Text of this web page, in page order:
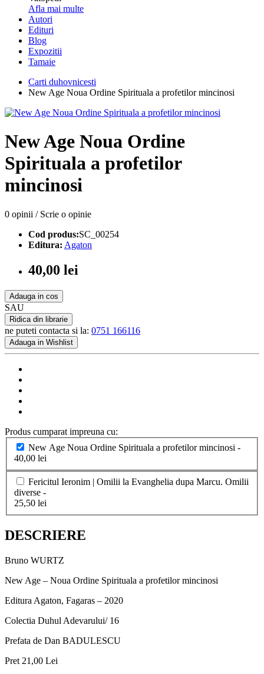
Afla mai multe
Autori
Edituri
Blog
Expozitii
Tamaie
Carti duhovnicesti
New Age Noua Ordine Spirituala a profetilor mincinosi
New Age Noua Ordine
Spirituala a profetilor
mincinosi
0 opinii / Scrie o opinie
Cod produs:SC_00254
Editura: Agaton
40,00 lei
Adauga in cos
SAU
Ridica din librarie
ne puteti contacta si la: 0751 166116
Adauga in Wishlist
Produs cumparat impreuna cu:
New Age Noua Ordine Spirituala a profetilor mincinosi -
40,00 lei
Fericitul Ieronim | Omilii la Evanghelia dupa Marcu. Omilii
diverse -
25,50 lei
DESCRIERE
Bruno WURTZ
New Age – Noua Ordine Spirituala a profetilor mincinosi
Editura Agaton, Fagaras – 2020
Colectia Duhul Adevarului/ 16
Prefata de Dan BADULESCU
Pret 21,00 Lei